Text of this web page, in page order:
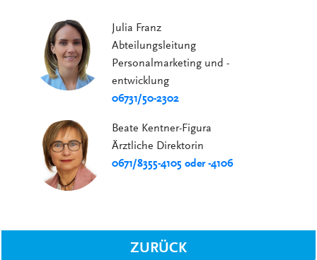
Julia Franz
Abteilungsleitung
Personalmarketing und -
entwicklung
06731/50-2302
Beate Kentner-Figura
Ärztliche Direktorin
0671/8355-4105 oder -4106
ZURÜCK